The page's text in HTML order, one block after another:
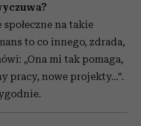
na takie
to co innego, zdrada,
„Ona mi tak pomaga,
pracy, nowe projekty…”.